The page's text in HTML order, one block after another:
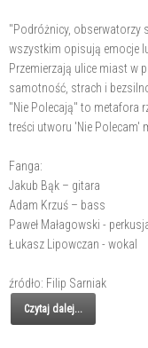
"Podróżnicy, obserwatorzy
wszystkim opisują emocje
Przemierzają ulice miast w
samotność, strach i
"Nie Polecają" to metafora
treści utworu 'Nie Polecam'
Fanga:
Jakub Bąk – gitara
Adam Krzuś – bass
Paweł Małagowski -
Łukasz Lipowczan - wokal
źródło: Filip Sarniak
Czytaj dalej...